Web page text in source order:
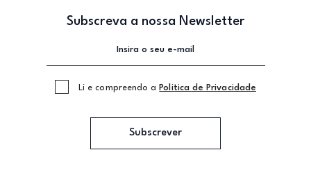
Subscreva a nossa Newsletter
Li e compreendo a Politica de Privacidade
Subscrever